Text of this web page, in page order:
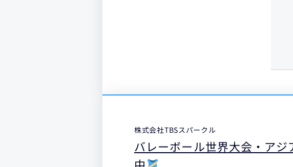
株式会社TBSスパークル
バレーボール世界大会・ア